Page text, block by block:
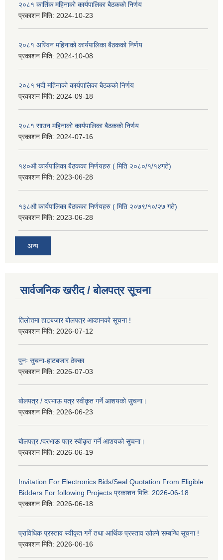
२०८१ कार्तिक महिनाको कार्यपालिका बैठकको निर्णय
प्रकाशन मिति: 2024-10-23
२०८१ अस्विन महिनाको कार्यपालिका बैठकको निर्णय
प्रकाशन मिति: 2024-10-08
२०८१ भदौ महिनाको कार्यपालिका बैठकको निर्णय
प्रकाशन मिति: 2024-09-18
२०८१ साउन महिनाको कार्यपालिका बैठकको निर्णय
प्रकाशन मिति: 2024-07-16
१४०औ कार्यपालिका बैठकका निर्णयहरु ( मिति २०८०/१/१४गते)
प्रकाशन मिति: 2023-06-28
१३८औ कार्यपालिका बैठकका निर्णयहरु ( मिति २०७९/१०/२७ गते)
प्रकाशन मिति: 2023-06-28
अन्य
सार्वजनिक खरीद / बोलपत्र सूचना
तिलोत्तमा हाटबजार बोलपत्र आव्हानको सूचना !
प्रकाशन मिति: 2026-07-12
पुनः सुचना-हाटबजार ठेक्का
प्रकाशन मिति: 2026-07-03
बोलपत्र / दरभाऊ पत्र स्वीकृत गर्ने आशयको सुचना।
प्रकाशन मिति: 2026-06-23
बोलपत्र /दरभाऊ पत्र स्वीकृत गर्ने आशयको सुचना।
प्रकाशन मिति: 2026-06-19
Invitation For Electronics Bids/Seal Quotation From Eligible
Bidders For following Projects प्रकाशन मिति: 2026-06-18
प्रकाशन मिति: 2026-06-18
प्राविधिक प्रस्ताव स्वीकृत गर्ने तथा आर्थिक प्रस्ताव खोल्ने सम्बन्धि सूचना !
प्रकाशन मिति: 2026-06-16